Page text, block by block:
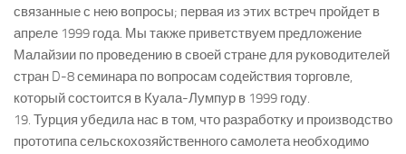
связанные с нею вопросы; первая из этих встреч пройдет в
апреле 1999 года. Мы также приветствуем предложение
Малайзии по проведению в своей стране для руководителей
стран D-8 семинара по вопросам содействия торговле,
который состоится в Куала-Лумпур в 1999 году.
19. Турция убедила нас в том, что разработку и производство
прототипа сельскохозяйственного самолета необходимо